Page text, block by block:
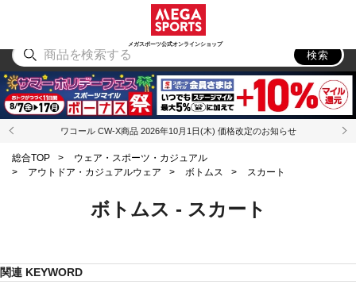
メガスポーツ公式オンラインショップ
アウトドア
検索
ワコール CW-X商品 2026年10月1日(木) 価格改定のお知らせ
総合TOP >
ウェア・スポーツ・カジュアル
>
アウトドア・カジュアルウェア > ボトムス > スカート
ボトムス - スカート
関連 KEYWORD